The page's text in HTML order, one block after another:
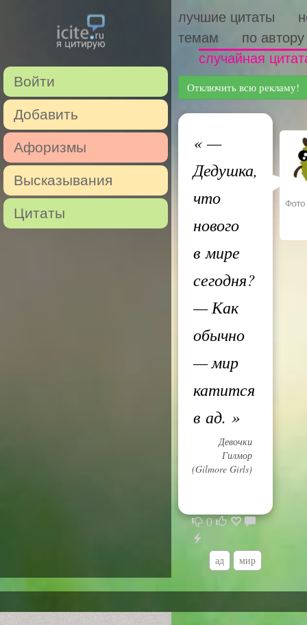
Войти
Добавить
Афоризмы
Высказывания
Цитаты
лучшие цитаты
темам
по автору
случайная
Отключить всю рекламу!
«—
Дедушка,
что
нового
в мире
сегодня?
— Как
обычно
— мир
катится
в ад. »
Девочки
Гилмор
(Gilmore Girls)
0
ад мир